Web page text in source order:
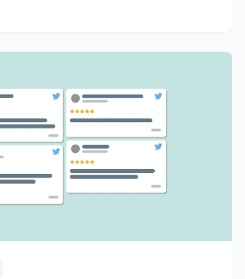
し、豊富な種類の日本語フォントを使